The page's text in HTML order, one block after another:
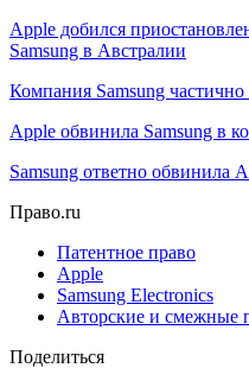
Apple добился
Samsung в Австралии
Компания Samsung частично
Apple обвинила Samsung в
Samsung ответно обвинила
Право.ru
Патентное право
Apple
Samsung Electronics
Авторские и смежные
Поделиться